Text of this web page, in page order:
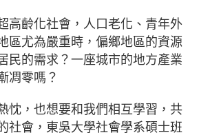
高齡化社會，人口老化、青年外
區尤為嚴重時，偏鄉地區的資源
民的需求？一座城市的地方產業
凋零嗎？
忱，也想要和我們相互學習，共
社會，東吳大學社會學系碩士班